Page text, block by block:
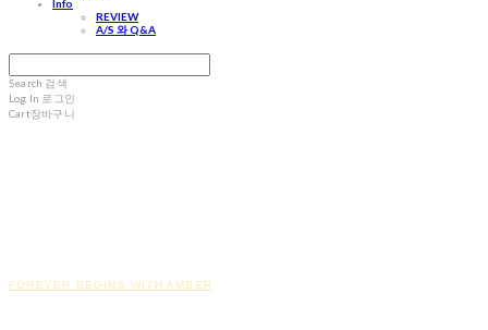
Info
REVIEW
A/S 와 Q&A
Search 검색
Log In 로그인
Cart장바구니
FOREVER BEGINS WITH AMBER